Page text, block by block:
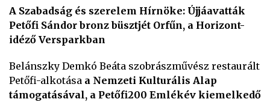
A Szabadság és szerelem Hírnöke: Újjáavatták
Petőfi Sándor bronz büsztjét Orfűn, a Horizont-
idéző Versparkban
Belánszky Demkó Beáta szobrászművész restaurált
Petőfi-alkotása a Nemzeti Kulturális Alap
támogatásával, a Petőfi200 Emlékév kiemelkedő